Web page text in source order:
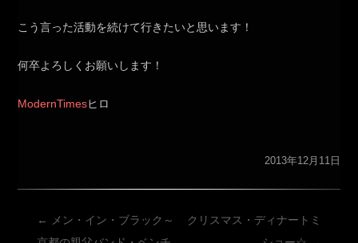
こう言った活動を続けて行きたいと思います！
何卒よろしくお願いします！
ModernTimesヒロ
2013年12月11日
投
← メン・イン・ブラック～
クリスマス・ディナートミ